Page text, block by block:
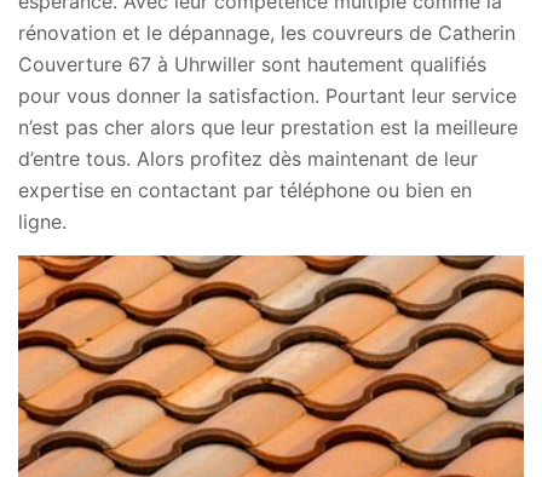
rénovation et le dépannage, les couvreurs de Catherin
Couverture 67 à Uhrwiller sont hautement qualifiés
pour vous donner la satisfaction. Pourtant leur service
n’est pas cher alors que leur prestation est la meilleure
d’entre tous. Alors profitez dès maintenant de leur
expertise en contactant par téléphone ou bien en
ligne.